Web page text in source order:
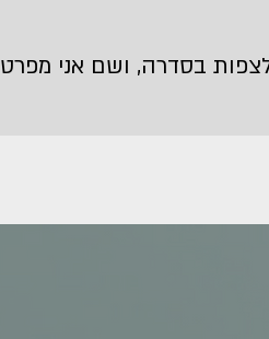
בסדרה, ושם אני מפרט